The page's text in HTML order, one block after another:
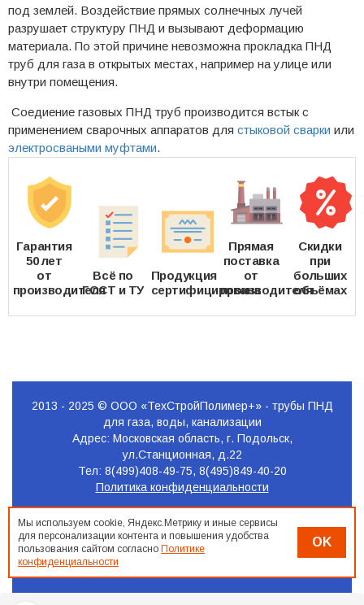
под землей. Воздействие прямых солнечных лучей
разрушает структуру ПНД и вызывают деформацию
материала. По этой причине невозможна прокладка ПНД
труб для газа в открытых местах, например на улице или
внутри помещения.
Соедиение газовых ПНД труб производится встык с
применением сварочных аппаратов для стыковой сварки или
электросваными муфтами.
Гарантия
50 лет
от
производителя
Всё по
ГОСТ и ТУ
Продукция
сертифицирована
Прямая
поставка
от
производителя
Скидки
при
больших
объёмах
2013 - 2025 © ООО «ТехСтройПолимер+» - трубы ПНД
для газа, воды, канализации
Адрес: Московская область, г. Подольск,
ул.Станционная, д.22
Тел: 8(499)408-49-75, 8(495)849-40-20
Политика конфиденциальности
Продвижение
сайта
Seo-
Мы используем cookie, Яндекс.Метрику и иные сервисы
для персонализации контента и повышения удобства
пользования сайтом согласно Политике
конфиденциальности
OK